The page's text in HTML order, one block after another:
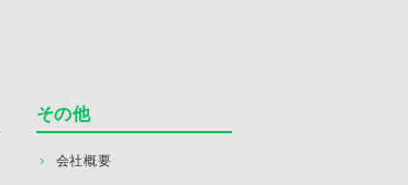
その他
会社概要